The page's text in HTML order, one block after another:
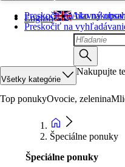
Preskočiť na hlavný
Preskočiť na
English Ako
Všetky kategórie
Nakupujte
Top ponukyOvocie, zelenina
Špeciálne ponuky
Špeciálne ponuky